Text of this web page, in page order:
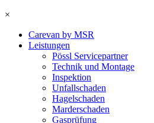
×
Carevan by MSR
Leistungen
Pössl Servicepartner
Technik und Montage
Inspektion
Unfallschaden
Hagelschaden
Marderschaden
Gasprüfung